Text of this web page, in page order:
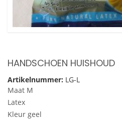
HANDSCHOEN HUISHOUD
Artikelnummer: LG-L
Maat M
Latex
Kleur geel